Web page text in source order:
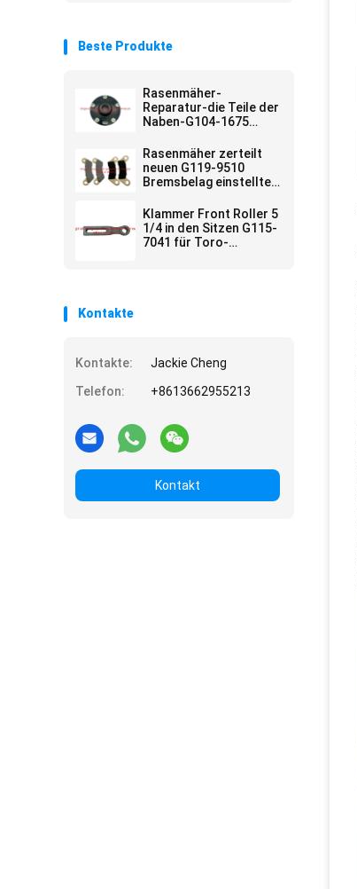
Beste Produkte
Rasenmäher-
Reparatur-die Teile der
Naben-G104-1675
Arbeiter-
Gebrauchsfahrzeug
Rasenmäher zerteilt
neuen G119-9510
Bremsbelag einstellte
Klammer Front Roller 5
1/4 in den Sitzen G115-
7041 für Toro-
Kontakte
Kontakte:
Jackie Cheng
Telefon:
+8613662955213
Kontakt